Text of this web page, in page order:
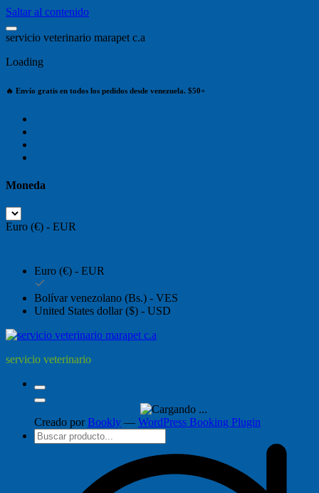
Saltar al contenido
servicio veterinario marapet c.a
Loading
🔥 Envío gratis en todos los pedidos desde venezuela. $50+
Moneda
Euro (€) - EUR
Euro (€) - EUR
Bolívar venezolano (Bs.) - VES
United States dollar ($) - USD
servicio veterinario
Creado por Bookly — WordPress Booking Plugin